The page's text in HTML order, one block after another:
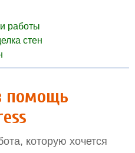
работы
стен
помощь
которую хочется